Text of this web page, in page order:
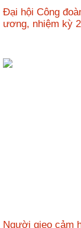
Đại hội Công
ương, nhiệm kỳ
Người gieo cảm